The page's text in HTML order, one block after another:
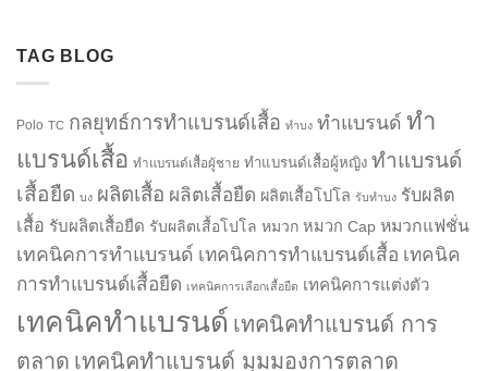
TAG BLOG
Polo TC กลยุทธ์การทำแบรนด์เสื้อ ทำบง ทำแบรนด์ ทำ
แบรนด์เสื้อ ทำแบรนด์เสื้อผู้ชาย ทำแบรนด์เสื้อผู้หญิง ทำแบรนด์
เสื้อยืด บง ผลิตเสื้อ ผลิตเสื้อยืด ผลิตเสื้อโปโล รับทำบง รับผลิต
เสื้อ รับผลิตเสื้อยืด รับผลิตเสื้อโปโล หมวก หมวก Cap หมวกแฟชั่น
เทคนิคการทำแบรนด์ เทคนิคการทำแบรนด์เสื้อ เทคนิค
การทำแบรนด์เสื้อยืด เทคนิคการเลือกเสื้อยืด เทคนิคการแต่งตัว
เทคนิคทำแบรนด์ เทคนิคทำแบรนด์ การ
ตลาด เทคนิคทำแบรนด์ มุมมองการตลาด